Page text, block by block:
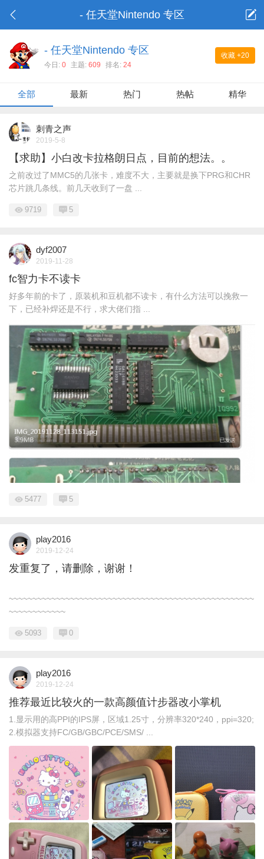
- 任天堂Nintendo 专区
收藏 +20
- 任天堂Nintendo 专区
今日: 0 主题: 609 排名: 24
全部 最新 热门 热帖 精华
刺青之声
2019-5-8
【求助】小白改卡拉格朗日点，目前的想法。。
之前改过了MMC5的几张卡，难度不大，主要就是换下PRG和CHR
芯片跳几条线。前几天收到了一盘 ...
9719 5
dyf2007
2019-11-28
fc智力卡不读卡
好多年前的卡了，原装机和豆机都不读卡，有什么方法可以挽救一
下，已经补焊还是不行，求大佬们指 ...
5477 5
play2016
2019-12-24
发重复了，请删除，谢谢！
~~~~~~~~~~~~~~~~~~~~~~~~~~~~~~~~~~~~~~~~~~~~~~~~~~~~
~~~~~~~~~~~~
5093 0
play2016
2019-12-24
推荐最近比较火的一款高颜值计步器改小掌机
1.显示用的高PPI的IPS屏，区域1.25寸，分辨率320*240，ppi=320;
2.模拟器支持FC/GB/GBC/PCE/SMS/ ...